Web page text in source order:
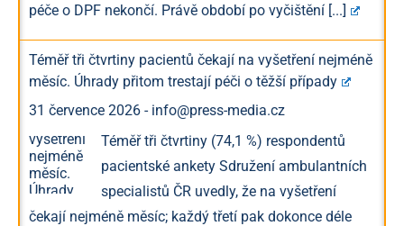
péče o DPF nekončí. Právě období po vyčištění [...]
Téměř tři čtvrtiny pacientů čekají na vyšetření nejméně
měsíc. Úhrady přitom trestají péči o těžší případy
31 července 2026 - info@press-media.cz
Téměř tři čtvrtiny (74,1 %) respondentů
pacientské ankety Sdružení ambulantních
specialistů ČR uvedly, že na vyšetření
čekají nejméně měsíc; každý třetí pak dokonce déle